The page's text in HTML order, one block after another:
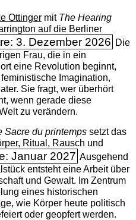
Ottingermit The ­Hearing
auf die Berliner
3. Dezember 2026 Die
Frau, die in ein
eine Revolution beginnt,
Imagination,
Sie fragt, wer überhört
wenn gerade diese
zu verändern.
Sacre du printempssetzt das
Ritual, Rausch und
Januar 2027 Ausgehend
entsteht eine Arbeit über
und Gewalt. Im Zentrum
eines historischen
wie Körper heute politisch
oder geopfert werden.